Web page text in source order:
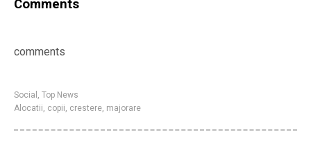
Comments
comments
Social , Top News
Alocatii, copii, crestere, majorare